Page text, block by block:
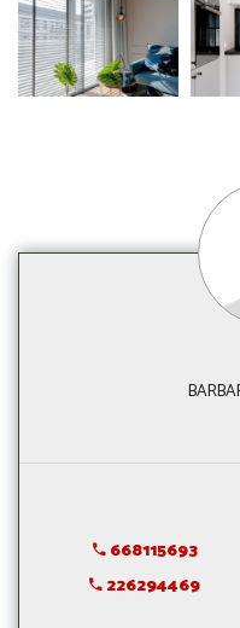
668115693
226294469